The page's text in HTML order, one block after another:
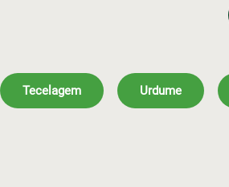
Tecelagem Urdume